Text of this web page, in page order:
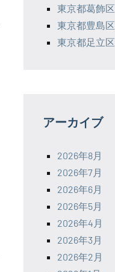
東京都葛飾区
東京都豊島区
東京都足立区
アーカイブ
2026年8月
2026年7月
2026年6月
2026年5月
2026年4月
2026年3月
2026年2月